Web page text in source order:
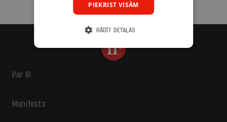
Par IR
Manifests
PIEKRIST VISĀM
RĀDĪT DETAĻAS